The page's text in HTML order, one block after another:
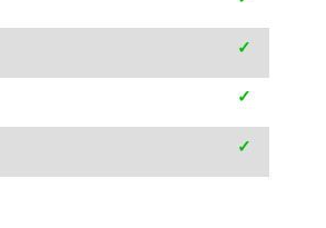
✓
✓
✓